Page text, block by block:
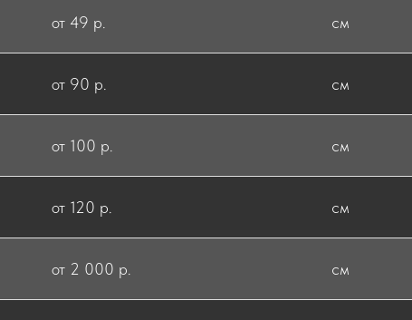
от 49 р. см
от 90 р. см
от 100 р. см
от 120 р. см
от 2 000 р. см